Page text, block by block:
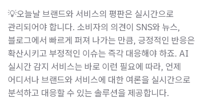
💡오늘날 브랜드와 서비스의 평판은 실시간으로
관리되어야 합니다. 소비자의 의견이 SNS와 뉴스,
블로그에서 빠르게 퍼져 나가는 만큼, 긍정적인 반응은
확산시키고 부정적인 이슈는 즉각 대응해야 하죠. AI
실시간 감지 서비스는 바로 이런 필요에 따라, 언제
어디서나 브랜드와 서비스에 대한 여론을 실시간으로
분석하고 대응할 수 있는 솔루션을 제공합니다.